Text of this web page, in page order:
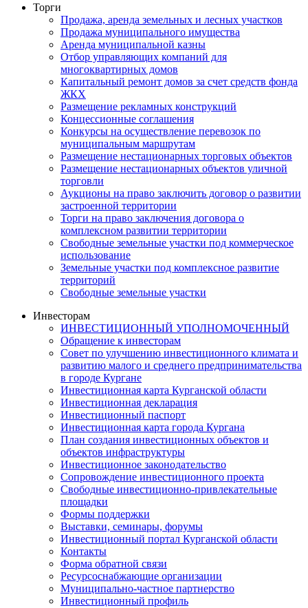
Торги
Продажа, аренда земельных и лесных участков
Продажа муниципального имущества
Аренда муниципальной казны
Отбор управляющих компаний для
многоквартирных домов
Капитальный ремонт домов за счет средств фонда
ЖКХ
Размещение рекламных конструкций
Концессионные соглашения
Конкурсы на осуществление перевозок по
муниципальным маршрутам
Размещение нестационарных торговых объектов
Размещение нестационарных объектов уличной
торговли
Аукционы на право заключить договор о развитии
застроенной территории
Торги на право заключения договора о
комплексном развитии территории
Свободные земельные участки под коммерческое
использование
Земельные участки под комплексное развитие
территорий
Свободные земельные участки
Инвесторам
ИНВЕСТИЦИОННЫЙ УПОЛНОМОЧЕННЫЙ
Обращение к инвесторам
Совет по улучшению инвестиционного климата и
развитию малого и среднего предпринимательства
в городе Кургане
Инвестиционная карта Курганской области
Инвестиционная декларация
Инвестиционный паспорт
Инвестиционная карта города Кургана
План создания инвестиционных объектов и
объектов инфраструктуры
Инвестиционное законодательство
Сопровождение инвестиционного проекта
Свободные инвестиционно-привлекательные
площадки
Формы поддержки
Выставки, семинары, форумы
Инвестиционный портал Курганской области
Контакты
Форма обратной связи
Ресурсоснабжающие организации
Муниципально-частное партнерство
Инвестиционный профиль